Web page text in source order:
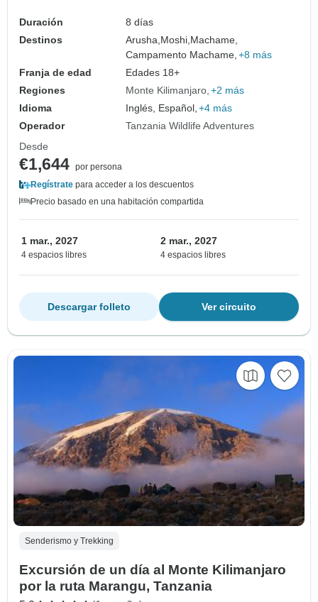
Duración
8 días
Destinos
Arusha,Moshi,Machame,
Campamento Machame, +8 más
Franja de edad
Edades 18+
Regiones
Monte Kilimanjaro +2 más
Idioma
Inglés, Español, +4 más
Operador
Tanzania Wildlife Adventures
Desde
€1,644 por persona
Regístrate para acceder a los descuentos
Precio basado en una habitación compartida
1 mar., 2027
4 espacios libres
2 mar., 2027
4 espacios libres
Ver circuito
Descargar folleto
Senderismo y Trekking
Excursión de un día al Monte Kilimanjaro
por la ruta Marangu, Tanzania